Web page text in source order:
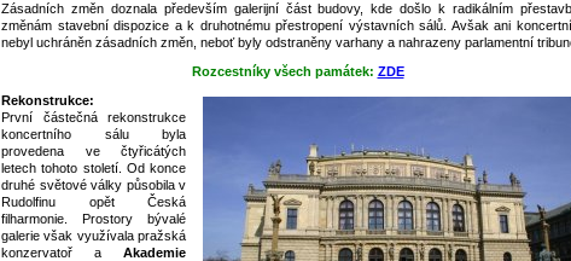
Zásadních změn doznala především galerijní část budovy, kde došlo k radikálním
změnám stavební dispozice a k druhotnému přestropení výstavních sálů. Avšak ani
nebyl uchráněn zásadních změn, neboť byly odstraněny varhany a nahrazeny parlamentní
Rozcestníky všech památek: ZDE
Rekonstrukce:
První částečná rekonstrukce
koncertního sálu byla
provedena ve čtyřicátých
letech tohoto století. Od konce
druhé světové války působila v
Rudolfinu opět Česká
filharmonie. Prostory bývalé
galerie však využívala pražská
konzervatoř a Akademie